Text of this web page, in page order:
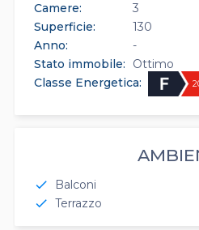
Camere:
3
Superficie:
130
Anno:
-
Stato immobile:
Ottimo
Classe Energetica:
check
Balconi
check Terrazzo